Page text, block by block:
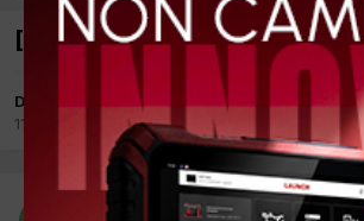
[Garanzia su riparazione] 12 o
Da lancia
11 Ottobre 2017 inTUTELA
lancia